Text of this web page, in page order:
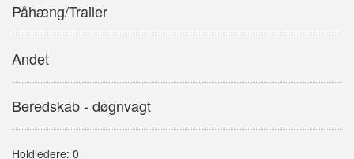
Påhæng/Trailer
Andet
Beredskab - døgnvagt
Holdledere: 0